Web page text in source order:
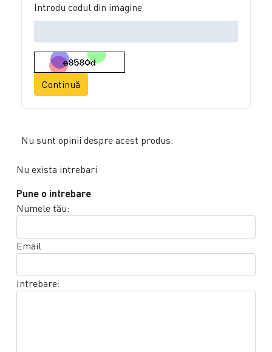
Introdu codul din imagine
Continuă
Nu sunt opinii despre acest produs.
Nu exista intrebari
Pune o intrebare
Numele tău:
Email
Intrebare: